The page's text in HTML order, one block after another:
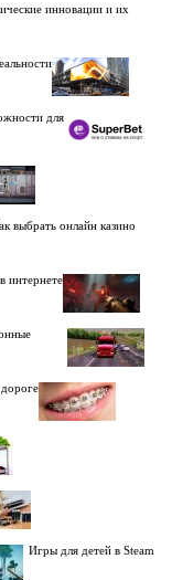
инновации и их
для
выбрать онлайн казино
интернете
Игры для детей в Steam